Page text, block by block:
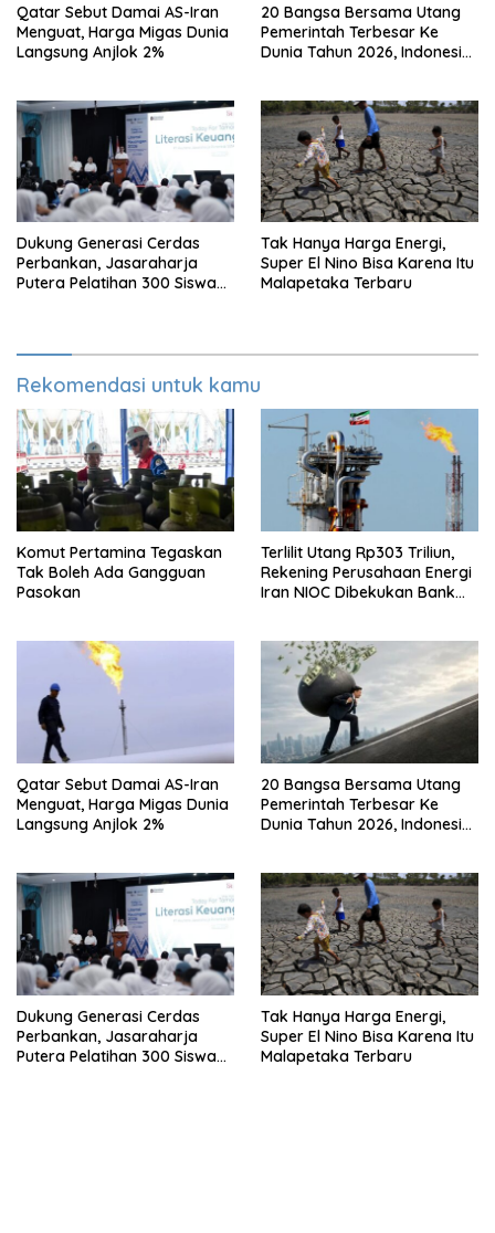
Qatar Sebut Damai AS-Iran
Menguat, Harga Migas Dunia
Langsung Anjlok 2%
20 Bangsa Bersama Utang
Pemerintah Terbesar Ke
Dunia Tahun 2026, Indonesia
Dukung Generasi Cerdas
Perbankan, Jasaraharja
Putera Pelatihan 300 Siswa
Tak Hanya Harga Energi,
Super El Nino Bisa Karena Itu
Malapetaka Terbaru
Rekomendasi untuk kamu
Komut Pertamina Tegaskan
Tak Boleh Ada Gangguan
Pasokan
Terlilit Utang Rp303 Triliun,
Rekening Perusahaan Energi
Iran NIOC Dibekukan Bank
Qatar Sebut Damai AS-Iran
Menguat, Harga Migas Dunia
Langsung Anjlok 2%
20 Bangsa Bersama Utang
Pemerintah Terbesar Ke
Dunia Tahun 2026, Indonesia
Dukung Generasi Cerdas
Perbankan, Jasaraharja
Putera Pelatihan 300 Siswa
Tak Hanya Harga Energi,
Super El Nino Bisa Karena Itu
Malapetaka Terbaru